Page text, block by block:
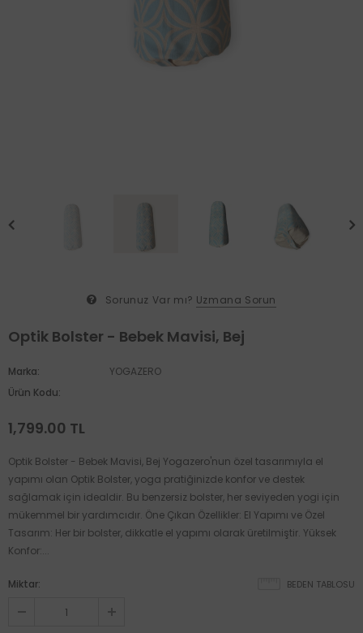
Sorunuz Var mı? Uzmana Sorun
Optik Bolster - Bebek Mavisi, Bej
Marka:
YOGAZERO
Ürün Kodu:
1,799.00 TL
Optik Bolster - Bebek Mavisi, Bej Yogazero'nun özel tasarımıyla el
yapımı olan Optik Bolster, yoga pratiğinizde konfor ve destek
sağlamak için idealdir. Bu benzersiz bolster, her seviyeden yogi için
mükemmel bir yardımcıdır. Öne Çıkan Özellikler: El Yapımı ve Özel
Tasarım: Her bir bolster, dikkatle el yapımı olarak üretilmiştir. Yüksek
Konfor:...
BEDEN TABLOSU
Miktar: